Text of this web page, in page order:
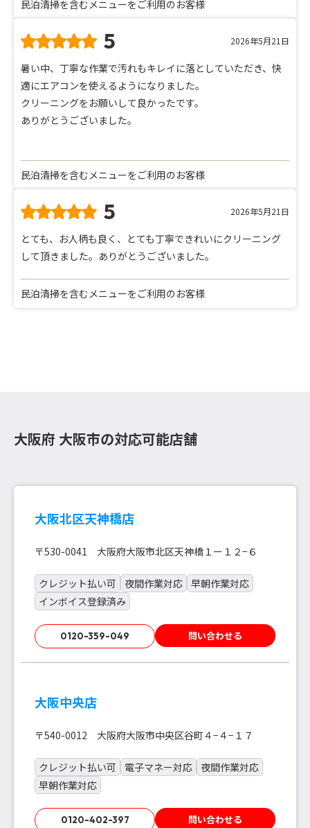
民泊清掃を含むメニューをご利用のお客様
5 2026年5月21日
暑い中、丁寧な作業で汚れもキレイに落としていただき、快
適にエアコンを使えるようになりました。
クリーニングをお願いして良かったです。
ありがとうございました。
民泊清掃を含むメニューをご利用のお客様
5 2026年5月21日
とても、お人柄も良く、とても丁寧できれいにクリーニング
して頂きました。ありがとうございました。
民泊清掃を含むメニューをご利用のお客様
大阪府 大阪市の対応可能店舗
大阪北区天神橋店
〒530-0041 大阪府大阪市北区天神橋１ー１２−６
クレジット払い可 夜間作業対応 早朝作業対応
インボイス登録済み
0120-359-049 問い合わせる
大阪中央店
〒540-0012 大阪府大阪市中央区谷町４−４−１７
クレジット払い可 電子マネー対応
夜間作業対応
早朝作業対応
0120-402-397 問い合わせる